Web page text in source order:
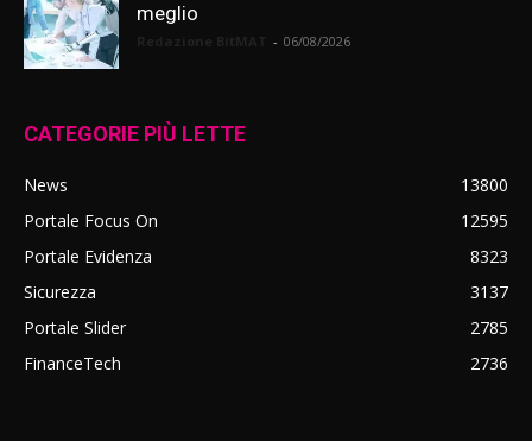
meglio
- 06/08/2026
CATEGORIE PIÙ LETTE
News
13800
Portale Focus On
12595
Portale Evidenza
8323
Sicurezza
3137
Portale Slider
2785
FinanceTech
2736